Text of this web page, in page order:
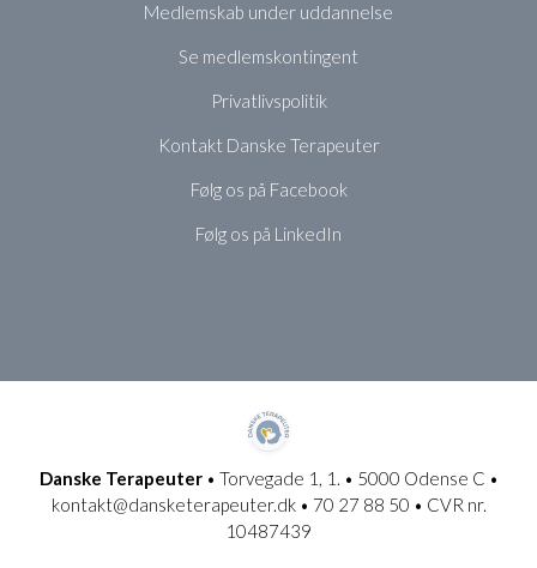
Medlemskab under uddannelse
Se medlemskontingent
Privatlivspolitik
Kontakt Danske Terapeuter
Følg os på Facebook
Følg os på LinkedIn
Danske Terapeuter• Torvegade 1, 1. • 5000 Odense C •
kontakt@dansketerapeuter.dk • 70 27 88 50 • CVR nr.
10487439